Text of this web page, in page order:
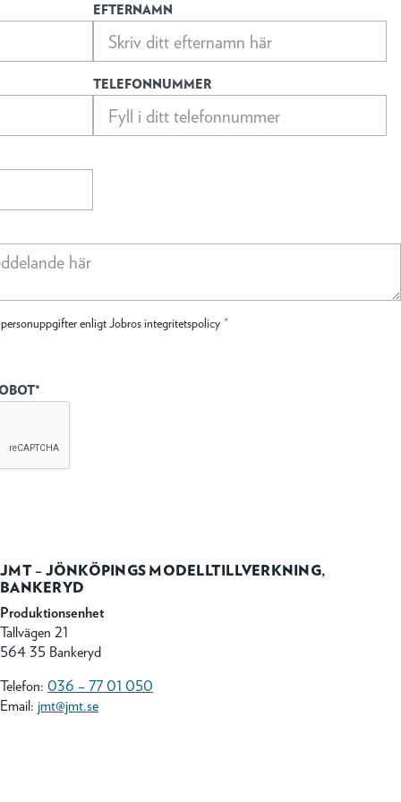
EFTERNAMN
TELEFONNUMMER
enligt Jobros integritetspolicy *
JMT – JÖNKÖPINGS MODELLTILLVERKNING,
BANKERYD
Produktionsenhet
Tallvägen 21
564 35 Bankeryd
Telefon: 036 – 77 01 050
Email: jmt@jmt.se